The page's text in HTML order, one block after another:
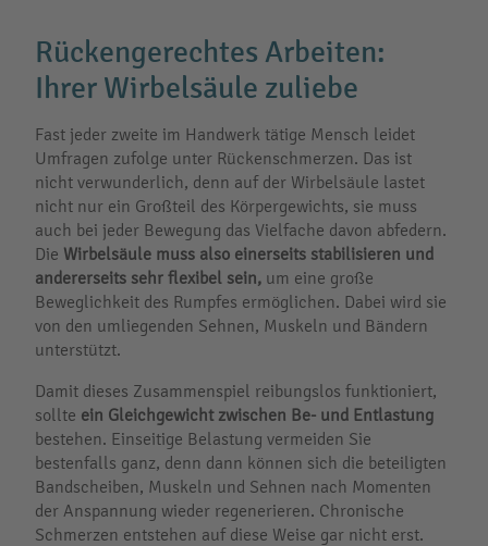
Rückengerechtes Arbeiten:
Ihrer Wirbelsäule zuliebe
Fast jeder zweite im Handwerk tätige Mensch leidet
Umfragen zufolge unter Rückenschmerzen. Das ist
nicht verwunderlich, denn auf der Wirbelsäule lastet
nicht nur ein Großteil des Körpergewichts, sie muss
auch bei jeder Bewegung das Vielfache davon abfedern.
Die Wirbelsäule muss also einerseits stabilisieren und
andererseits sehr flexibel sein, um eine große
Beweglichkeit des Rumpfes ermöglichen. Dabei wird sie
von den umliegenden Sehnen, Muskeln und Bändern
unterstützt.
Damit dieses Zusammenspiel reibungslos funktioniert,
sollte ein Gleichgewicht zwischen Be- und Entlastung
bestehen. Einseitige Belastung vermeiden Sie
bestenfalls ganz, denn dann können sich die beteiligten
Bandscheiben, Muskeln und Sehnen nach Momenten
der Anspannung wieder regenerieren. Chronische
Schmerzen entstehen auf diese Weise gar nicht erst.